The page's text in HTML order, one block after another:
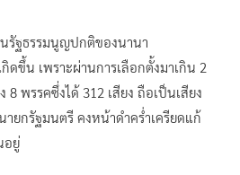
รัฐธรรมนูญปกติของนานา
ดขึ้น เพราะผ่านการเลือกตั้งมาเกิน 2
8 พรรคซึ่งได้ 312 เสียง ถือเป็นเสียง
ยกรัฐมนตรี คงหน้าดำคร่ำเครียดแก้
อยู่